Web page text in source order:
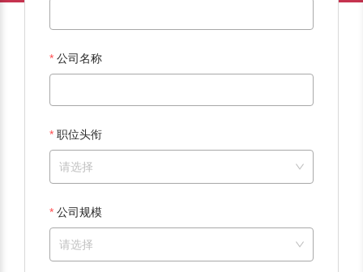
公司名称
职位头衔
请选择
公司规模
请选择